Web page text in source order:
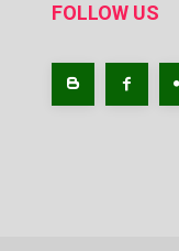
FOLLOW US